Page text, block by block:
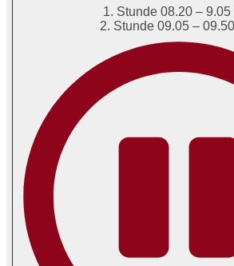
1. Stunde 08.20 – 9.05
2. Stunde 09.05 –